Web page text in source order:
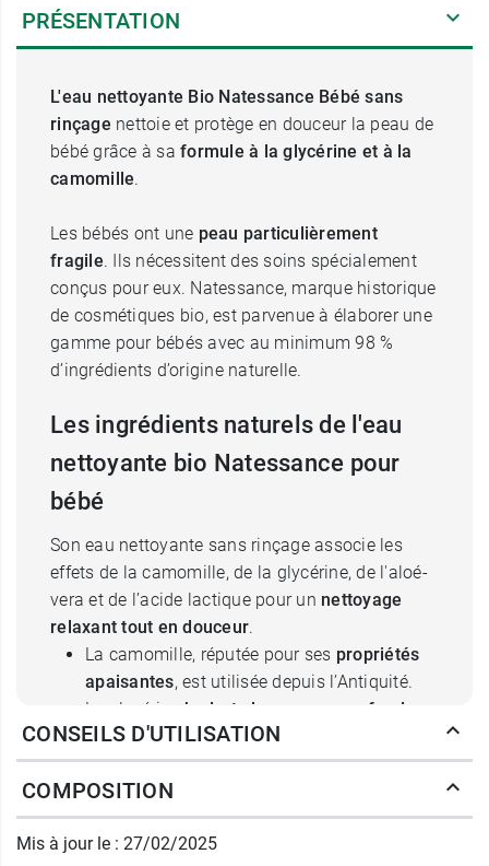
PRÉSENTATION
L'eau nettoyante Bio Natessance Bébé sans
rinçage nettoie et protège en douceur la peau de
bébé grâce à sa formule à la glycérine et à la
camomille.
Les bébés ont une peau particulièrement
fragile. Ils nécessitent des soins spécialement
conçus pour eux. Natessance, marque historique
de cosmétiques bio, est parvenue à élaborer une
gamme pour bébés avec au minimum 98 %
d’ingrédients d’origine naturelle.
Les ingrédients naturels de l'eau
nettoyante bio Natessance pour
bébé
Son eau nettoyante sans rinçage associe les
effets de la camomille, de la glycérine, de l'aloé-
vera et de l’acide lactique pour un nettoyage
relaxant tout en douceur.
La camomille, réputée pour ses propriétés
apaisantes, est utilisée depuis l’Antiquité.
La glycérine hydrate la peau en profondeur
l’adoucit et la protège.
L'aloé vera hydrate, apaise etrégénèrela
peau. Elle contribue également à lui
redonner souplesse et élasticité.
Enfin, l'action kératolytique de l’acide
CONSEILS D'UTILISATION
COMPOSITION
Mis à jour le : 27/02/2025